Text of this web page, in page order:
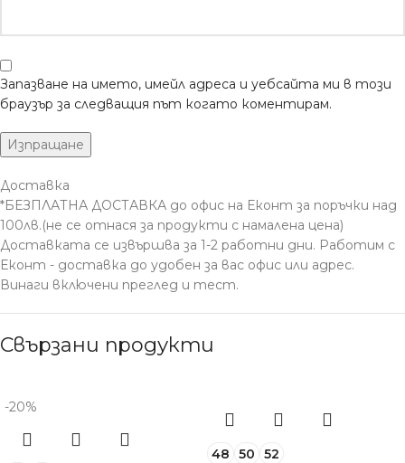
Запазване на името, имейл адреса и уебсайта ми в този
браузър за следващия път когато коментирам.
Доставка
*БЕЗПЛАТНА ДОСТАВКА до офис на Еконт за поръчки над
100лв.(не се отнася за продукти с намалена цена)
Доставката се извършва за 1-2 работни дни. Работим с
Еконт - доставка до удобен за вас офис или адрес.
Винаги включени преглед и тест.
Свързани продукти
-20%
48 50 52